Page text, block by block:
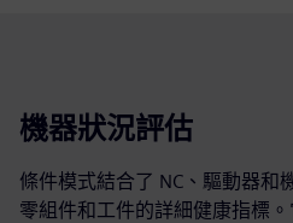
機器狀況評估
條件模式結合了 NC、驅動器和
零組件和工件的詳細健康指標